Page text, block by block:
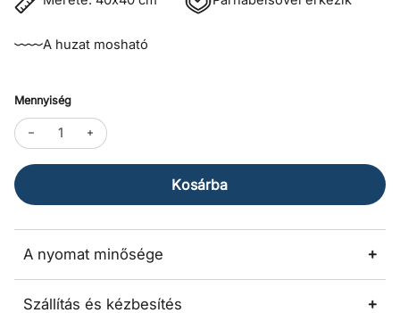
A huzat mosható
Mennyiség
Kosárba
A nyomat minősége
Szállítás és kézbesítés